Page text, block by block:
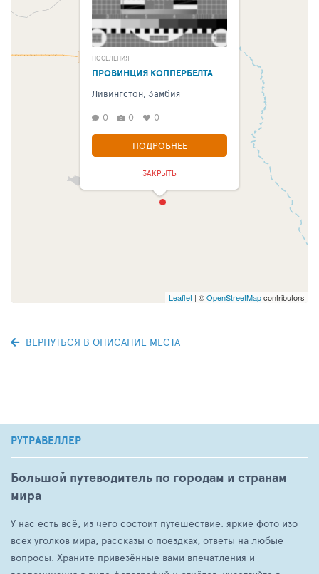
ПОСЕЛЕНИЯ
ПРОВИНЦИЯ КОППЕРБЕЛТА
Ливингстон, Замбия
0
0 0
ПОДРОБНЕЕ
ЗАКРЫТЬ
Leaflet | ©OpenStreetMapcontributors
ВЕРНУТЬСЯ В ОПИСАНИЕ МЕСТА
РУТРАВЕЛЛЕР
Большой путеводитель по городам и странам
мира
У нас есть всё, из чего состоит путешествие: яркие фото изо
всех уголков мира, рассказы о поездках, ответы на любые
вопросы. Храните привезённые вами впечатления и